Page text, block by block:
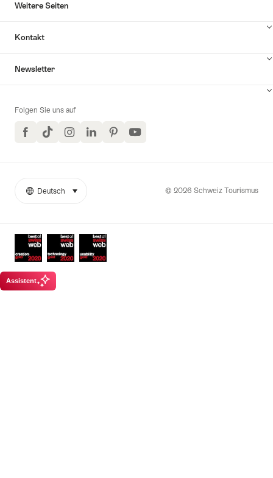
Weitere Seiten
Kontakt
Inhalte
Newsletter
Folgen Sie uns auf
FacebookTikTokInstagramLinkedInPinterestYouTube
Auszeichnungen
Weitere
© 2026 Schweiz Tourismus
Sprache
Deutsch auswählen (klicken um anzuzeigen)
Assistent